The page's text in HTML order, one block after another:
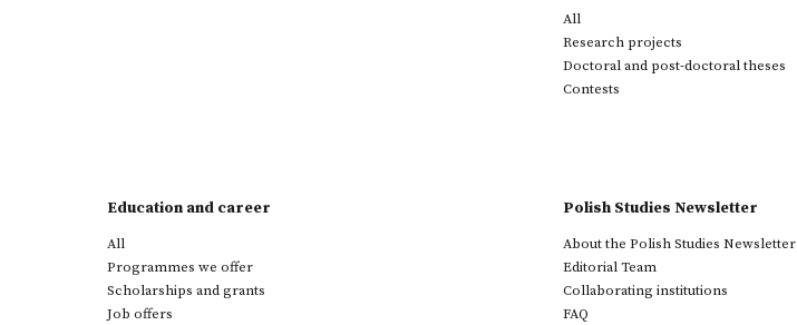
All
Research projects
Doctoral and post-doctoral theses
Contests
Education and career
All
Programmes we offer
Scholarships and grants
Job offers
Polish Studies Newsletter
About the Polish Studies Newsletter
Editorial Team
Collaborating institutions
FAQ